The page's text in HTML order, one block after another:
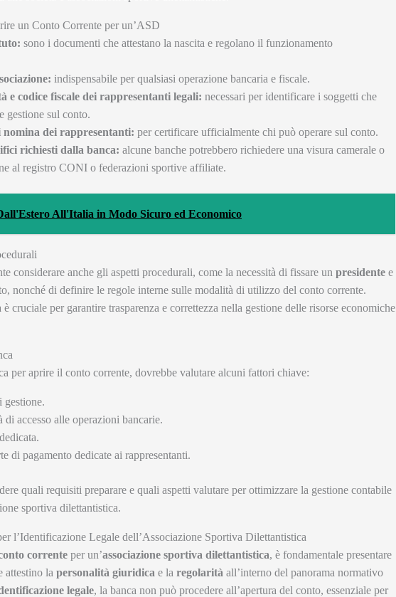
un Conto Corrente per un’ASD
sono i documenti che attestano la nascita e regolano il funzionamento
indispensabile per qualsiasi operazione bancaria e fiscale.
e codice fiscale dei rappresentanti legali: necessari per identificare i soggetti che
gestione sul conto.
dei rappresentanti: per certificare ufficialmente chi può operare sul conto.
richiesti dalla banca: alcune banche potrebbero richiedere una visura camerale o
al registro CONI o federazioni sportive affiliate.
All'Italia in Modo Sicuro ed Economico
considerare anche gli aspetti procedurali, come la necessità di fissare un presidente e
nonché di definire le regole interne sulle modalità di utilizzo del conto corrente.
cruciale per garantire trasparenza e correttezza nella gestione delle risorse economiche
per aprire il conto corrente, dovrebbe valutare alcuni fattori chiave:
gestione.
accesso alle operazioni bancarie.
di pagamento dedicate ai rappresentanti.
quali requisiti preparare e quali aspetti valutare per ottimizzare la gestione contabile
sportiva dilettantistica.
l’Identificazione Legale dell’Associazione Sportiva Dilettantistica
corrente per un’associazione sportiva dilettantistica, è fondamentale presentare
attestino la personalità giuridica e la regolarità all’interno del panorama normativo
legale, la banca non può procedere all’apertura del conto, essenziale per